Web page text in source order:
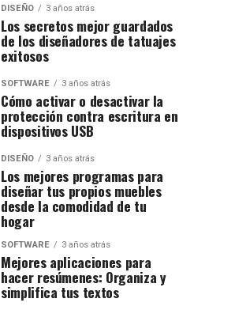
DISEÑO 3 años atrás
Los secretos mejor guardados
de los diseñadores de tatuajes
exitosos
SOFTWARE 3 años atrás
Cómo activar o desactivar la
protección contra escritura en
dispositivos USB
DISEÑO 3 años atrás
Los mejores programas para
diseñar tus propios muebles
desde la comodidad de tu
hogar
SOFTWARE 3 años atrás
Mejores aplicaciones para
hacer resúmenes: Organiza y
simplifica tus textos